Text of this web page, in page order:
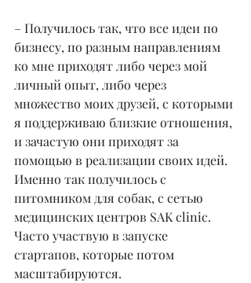
– Получилось так, что все идеи по
бизнесу, по разным направлениям
ко мне приходят либо через мой
личный опыт, либо через
множество моих друзей, с которыми
я поддерживаю близкие отношения,
и зачастую они приходят за
помощью в реализации своих идей.
Именно так получилось с
питомником для собак, с сетью
медицинских центров SAK clinic.
Часто участвую в запуске
стартапов, которые потом
масштабируются.